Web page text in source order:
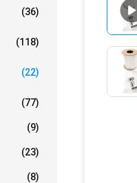
(36)
(118)
(22)
(77)
(9)
(23)
(8)